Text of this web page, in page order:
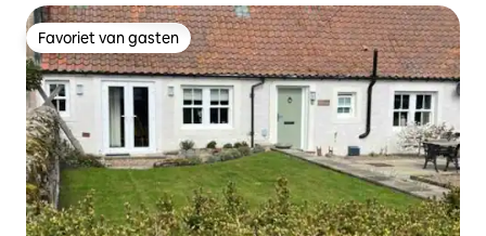
Favoriet van gasten
Favoriet van gasten